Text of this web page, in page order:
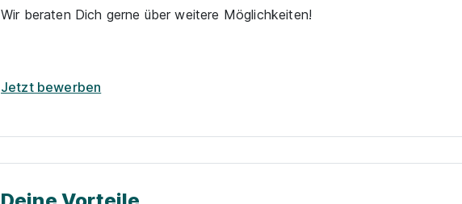
Wir beraten Dich gerne über weitere Möglichkeiten!
Jetzt bewerben